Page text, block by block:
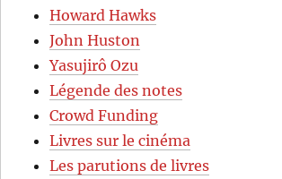
Howard Hawks
John Huston
Yasujirô Ozu
Légende des notes
Crowd Funding
Livres sur le cinéma
Les parutions de livres